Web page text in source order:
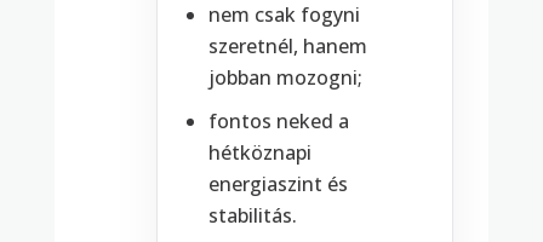
nem csak fogyni
szeretnél, hanem
jobban mozogni;
fontos neked a
hétköznapi
energiaszint és
stabilitás.